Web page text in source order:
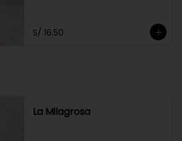
S/ 16.50
La Milagrosa